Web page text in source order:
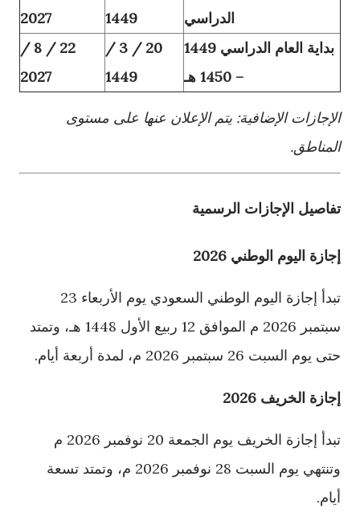
الدراسي
1449
2027
بداية العام الدراسي 1449
– 1450 هـ
20 / 3 /
1449
22 / 8 /
2027
الإجازات الإضافية: يتم الإعلان عنها على مستوى
المناطق.
تفاصيل الإجازات الرسمية
إجازة اليوم الوطني 2026
تبدأ إجازة اليوم الوطني السعودي يوم الأربعاء 23
سبتمبر 2026 م الموافق 12 ربيع الأول 1448 هـ، وتمتد
حتى يوم السبت 26 سبتمبر 2026 م، لمدة أربعة أيام.
إجازة الخريف 2026
تبدأ إجازة الخريف يوم الجمعة 20 نوفمبر 2026 م
وتنتهي يوم السبت 28 نوفمبر 2026 م، وتمتد تسعة
أيام.